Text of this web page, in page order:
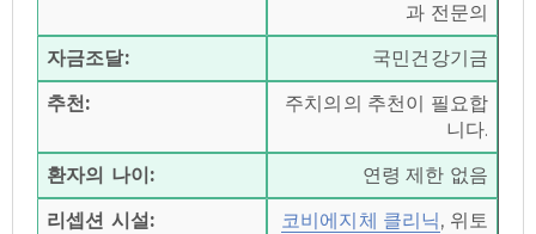
과 전문의
자금조달:
국민건강기금
추천:
주치의의 추천이 필요합
니다.
환자의 나이:
연령 제한 없음
리셉션 시설:
코비에지체 클리닉, 위토